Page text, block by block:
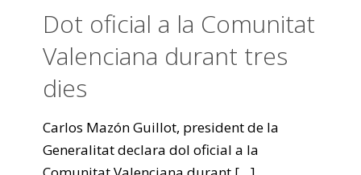
Dot oficial a la Comunitat
Valenciana durant tres
dies
Carlos Mazón Guillot, president de la
Generalitat declara dol oficial a la